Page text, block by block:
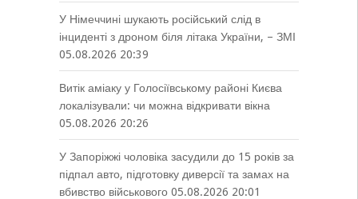
У Німеччині шукають російський слід в
інциденті з дроном біля літака України, – ЗМІ
05.08.2026 20:39
Витік аміаку у Голосіївському районі Києва
локалізували: чи можна відкривати вікна
05.08.2026 20:26
У Запоріжжі чоловіка засудили до 15 років за
підпал авто, підготовку диверсії та замах на
вбивство військового 05.08.2026 20:01